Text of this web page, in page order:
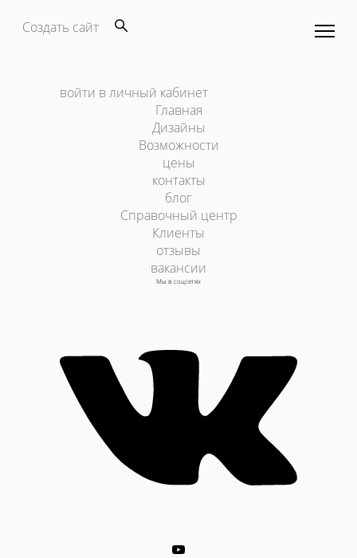
Создать сайт
войти в личный кабинет
Главная
Дизайны
Возможности
цены
контакты
блог
Справочный центр
Клиенты
отзывы
вакансии
Мы в соцсетях